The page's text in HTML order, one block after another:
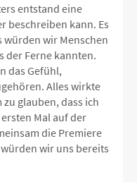
entstand eine
beschreiben kann. Es
würden wir Menschen
der Ferne kannten.
das Gefühl,
Alles wirkte
glauben, dass ich
Mal auf der
die Premiere
wir uns bereits